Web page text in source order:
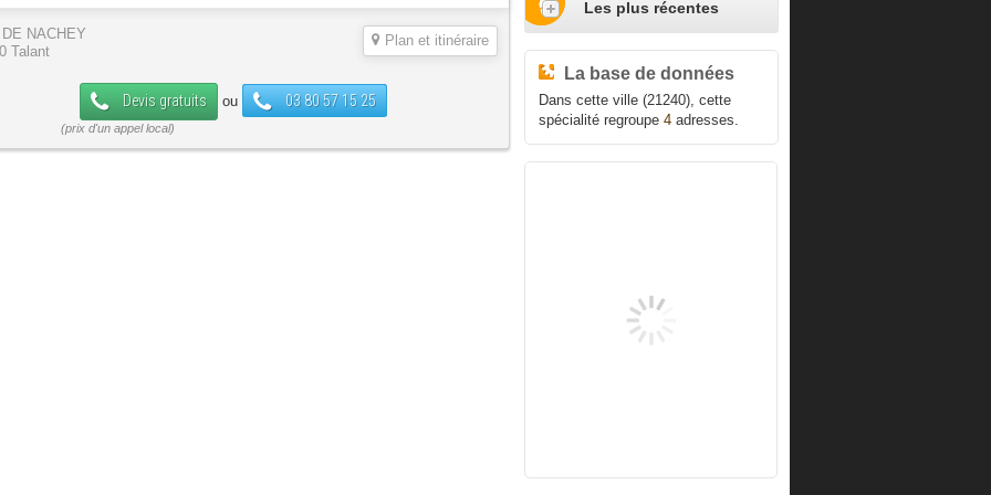
Plan et itinéraire
DE NACHEY
Talant
Devis gratuits ou 03 80 57 15 25
Les plus récentes
La base de données
Dans cette ville (21240), cette
spécialité regroupe 4adresses.